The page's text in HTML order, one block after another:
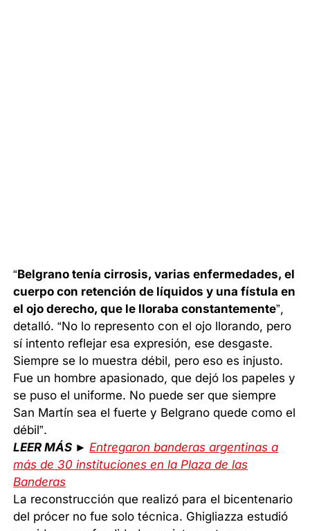
“Belgrano tenía cirrosis, varias enfermedades, el
cuerpo con retención de líquidos y una fístula en
el ojo derecho, que le lloraba constantemente”,
detalló. “No lo represento con el ojo llorando, pero
sí intento reflejar esa expresión, ese desgaste.
Siempre se lo muestra débil, pero eso es injusto.
Fue un hombre apasionado, que dejó los papeles y
se puso el uniforme. No puede ser que siempre
San Martín sea el fuerte y Belgrano quede como el
débil”.
LEER MÁS ►Entregaron banderas argentinas a
más de 30 instituciones en la Plaza de las
Banderas
La reconstrucción que realizó para el bicentenario
del prócer no fue solo técnica. Ghigliazza estudió